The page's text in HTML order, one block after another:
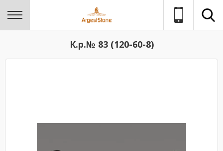
К.р.№ 83 (120-60-8)